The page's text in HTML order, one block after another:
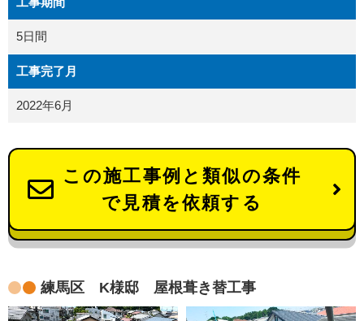
5日間
工事完了月
2022年6月
この施工事例と類似の条件
で見積を依頼する
練馬区 K様邸 屋根葺き替工事